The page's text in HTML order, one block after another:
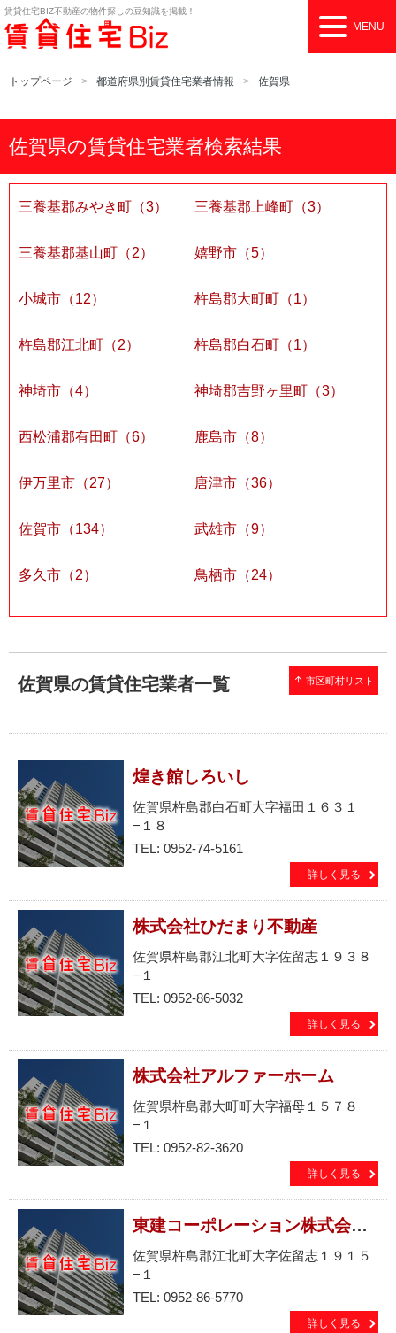
賃貸住宅BIZ不動産の物件探しの豆知識を掲載！
MENU
トップページ 都道府県別賃貸住宅業者情報 佐賀県
佐賀県の賃貸住宅業者検索結果
三養基郡みやき町（3） 三養基郡上峰町（3）
三養基郡基山町（2） 嬉野市（5）
小城市（12） 杵島郡大町町（1）
杵島郡江北町（2） 杵島郡白石町（1）
神埼市（4） 神埼郡吉野ヶ里町（3）
西松浦郡有田町（6） 鹿島市（8）
伊万里市（27） 唐津市（36）
佐賀市（134） 武雄市（9）
多久市（2） 鳥栖市（24）
佐賀県の賃貸住宅業者一覧 arrow_upward 市区町村リスト
煌き館しろいし
佐賀県杵島郡白石町大字福田１６３１
−１８
TEL: 0952-74-5161
詳しく見る
株式会社ひだまり不動産
佐賀県杵島郡江北町大字佐留志１９３８
−１
TEL: 0952-86-5032
詳しく見る
株式会社アルファーホーム
佐賀県杵島郡大町町大字福母１５７８
−１
TEL: 0952-82-3620
詳しく見る
東建コーポレーション株式会社佐賀支店
佐賀県杵島郡江北町大字佐留志１９１５
−１
TEL: 0952-86-5770
詳しく見る